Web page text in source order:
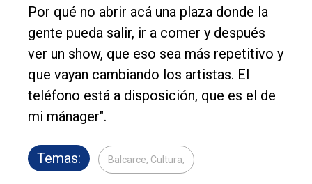
Por qué no abrir acá una plaza donde la
gente pueda salir, ir a comer y después
ver un show, que eso sea más repetitivo y
que vayan cambiando los artistas. El
teléfono está a disposición, que es el de
mi mánager".
Temas: Balcarce, Cultura,